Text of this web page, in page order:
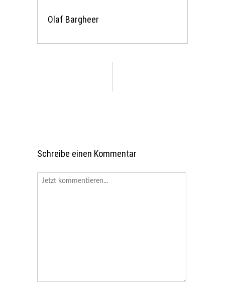
Olaf Bargheer
Schreibe einen Kommentar